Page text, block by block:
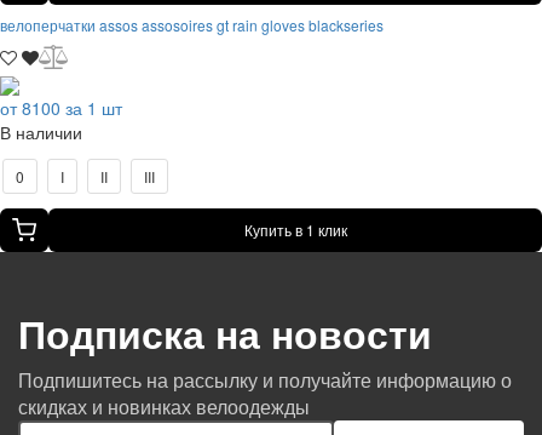
велоперчатки assos assosoires gt rain gloves blackseries
от 8100 за 1 шт
В наличии
0 I II III
Купить в 1 клик
Подписка на новости
Подпишитесь на рассылку и получайте информацию о
скидках и новинках велоодежды